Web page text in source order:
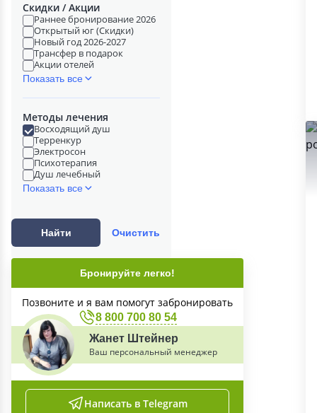
Скидки / Акции
Раннее бронирование 2026
Открытый юг (Скидки)
Новый год 2026-2027
Трансфер в подарок
Акции отелей
Показать все
Методы лечения
Восходящий душ
Терренкур
Электросон
Психотерапия
Душ лечебный
Показать все
Найти Очистить
Бронируйте легко!
Позвоните и я вам помогут забронировать
8 800 700 80 54
Жанет Штейнер
Ваш персональный менеджер
Написать в Telegram